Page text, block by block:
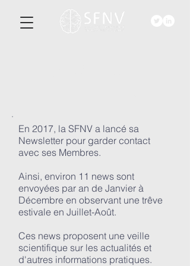
En 2017, la SFNV a lancé sa
Newsletter pour garder contact
avec ses Membres.
Ainsi, environ 11 news sont
envoyées par an de Janvier à
Décembre en observant une trêve
estivale en Juillet-Août.
Ces news proposent une veille
scientifique sur les actualités et
d'autres informations pratiques.